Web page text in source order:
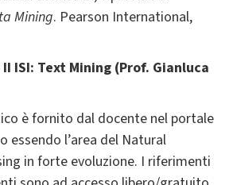
Mining. Pearson International,
ISI: Text Mining (Prof. Gianluca
è fornito dal docente nel portale
essendo l’area del Natural
in forte evoluzione. I riferimenti